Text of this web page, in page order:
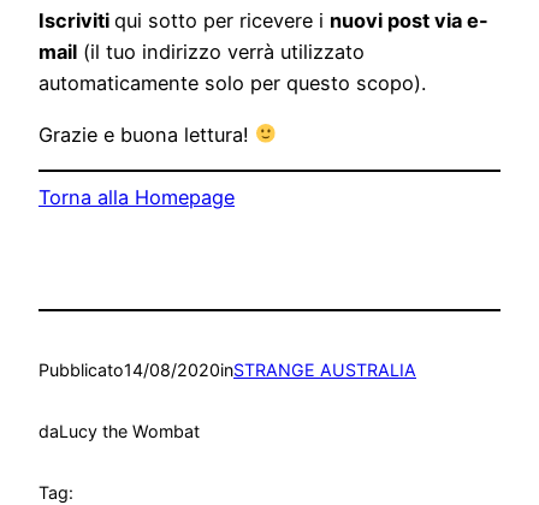
Iscriviti qui sotto per ricevere i nuovi post via e-
mail (il tuo indirizzo verrà utilizzato
automaticamente solo per questo scopo).
Grazie e buona lettura!
Torna alla Homepage
Pubblicato14/08/2020inSTRANGE AUSTRALIA
daLucy the Wombat
Tag: